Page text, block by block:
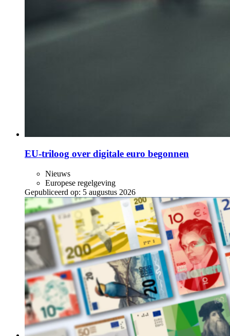
EU-triloog over digitale euro begonnen
Nieuws
Europese regelgeving
Gepubliceerd op: 5 augustus 2026